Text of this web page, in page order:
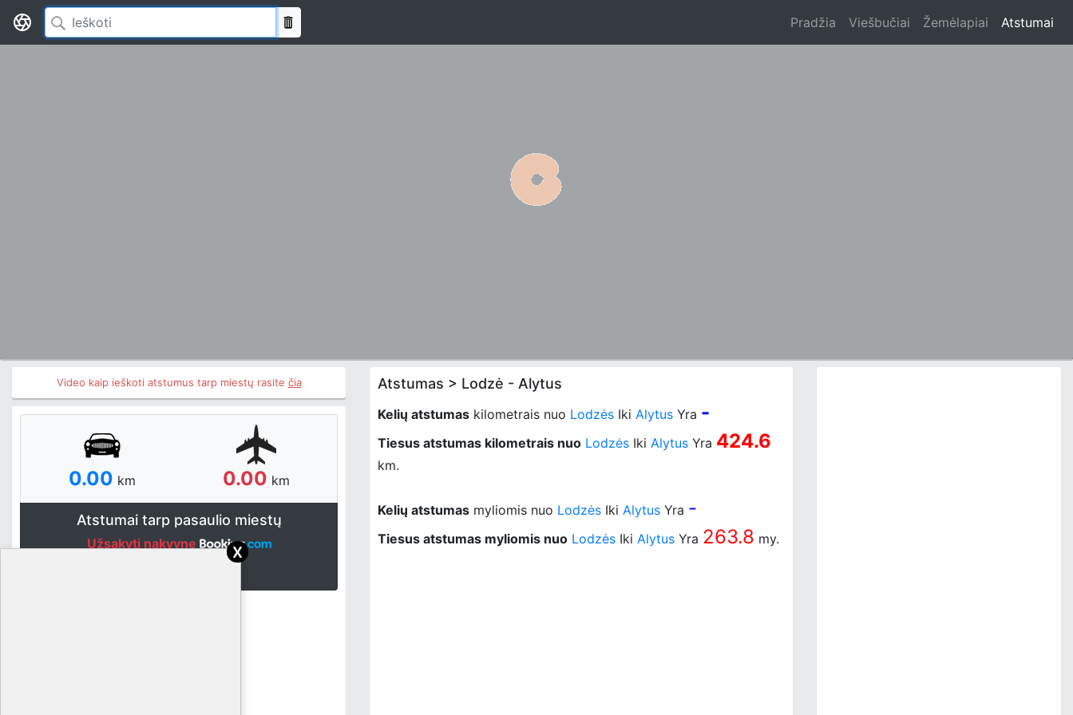
Pradžia Viešbučiai Žemėlapiai Atstumai
Video kaip ieškoti atstumus tarp miestų rasite čia
0.00 km 0.00 km
Atstumai tarp pasaulio miestų
Užsakyti nakvynę
Atstumas > Lodzė - Alytus
Kelių atstumas kilometrais nuo Lodzės Iki Alytus Yra -
Tiesus atstumas kilometrais nuo Lodzės Iki Alytus Yra 424.6
km.
Kelių atstumas myliomis nuo Lodzės Iki Alytus Yra -
Tiesus atstumas myliomis nuo Lodzės Iki Alytus Yra 263.8 my.
x